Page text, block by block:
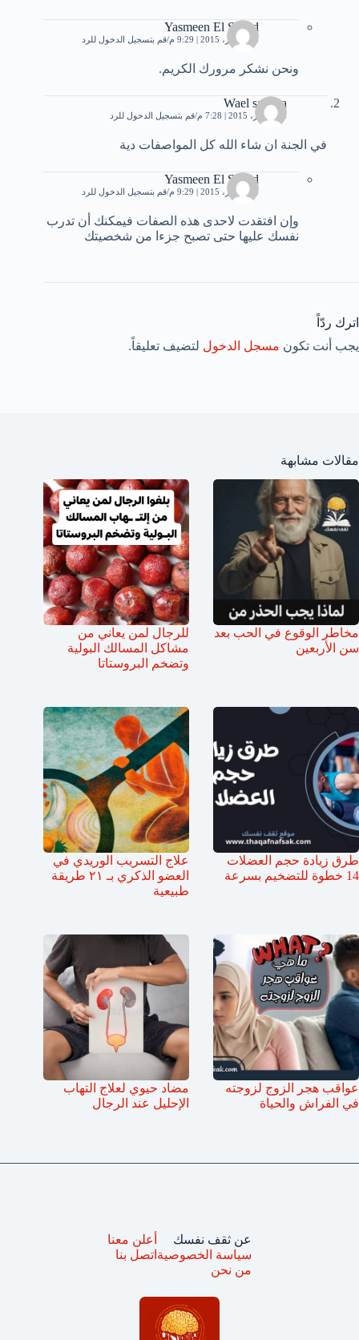
Yasmeen El Sayed
8 ديسمبر، 2015 | 9:29 م قم بتسجيل الدخول للرد
ونحن نشكر مرورك الكريم.
Wael salama
8 ديسمبر، 2015 | 7:28 م قم بتسجيل الدخول للرد
في الجنة ان شاء الله كل المواصفات دية
Yasmeen El Sayed
8 ديسمبر، 2015 | 9:29 م قم بتسجيل الدخول للرد
وإن افتقدت لاحدى هذه الصفات فيمكنك أن تدرب
نفسك عليها حتى تصبح جزءا من شخصيتك
اترك ردّاً
يجب أنت تكون مسجل الدخول لتضيف تعليقاً.
مقالات مشابهة
مخاطر الوقوع في الحب بعد
سن الأربعين
للرجال لمن يعاني من
مشاكل المسالك البولية
وتضخم البروستاتا
طرق زيادة حجم العضلات
14 خطوة للتضخيم بسرعة
علاج التسريب الوريدي في
العضو الذكري بـ ٢١ طريقة
طبيعية
عواقب هجر الزوج لزوجته
في الفراش والحياة
مضاد حيوي لعلاج التهاب
الإحليل عند الرجال
عن ثقف نفسك
سياسة الخصوصية
من نحن
أعلن معنا
اتصل بنا